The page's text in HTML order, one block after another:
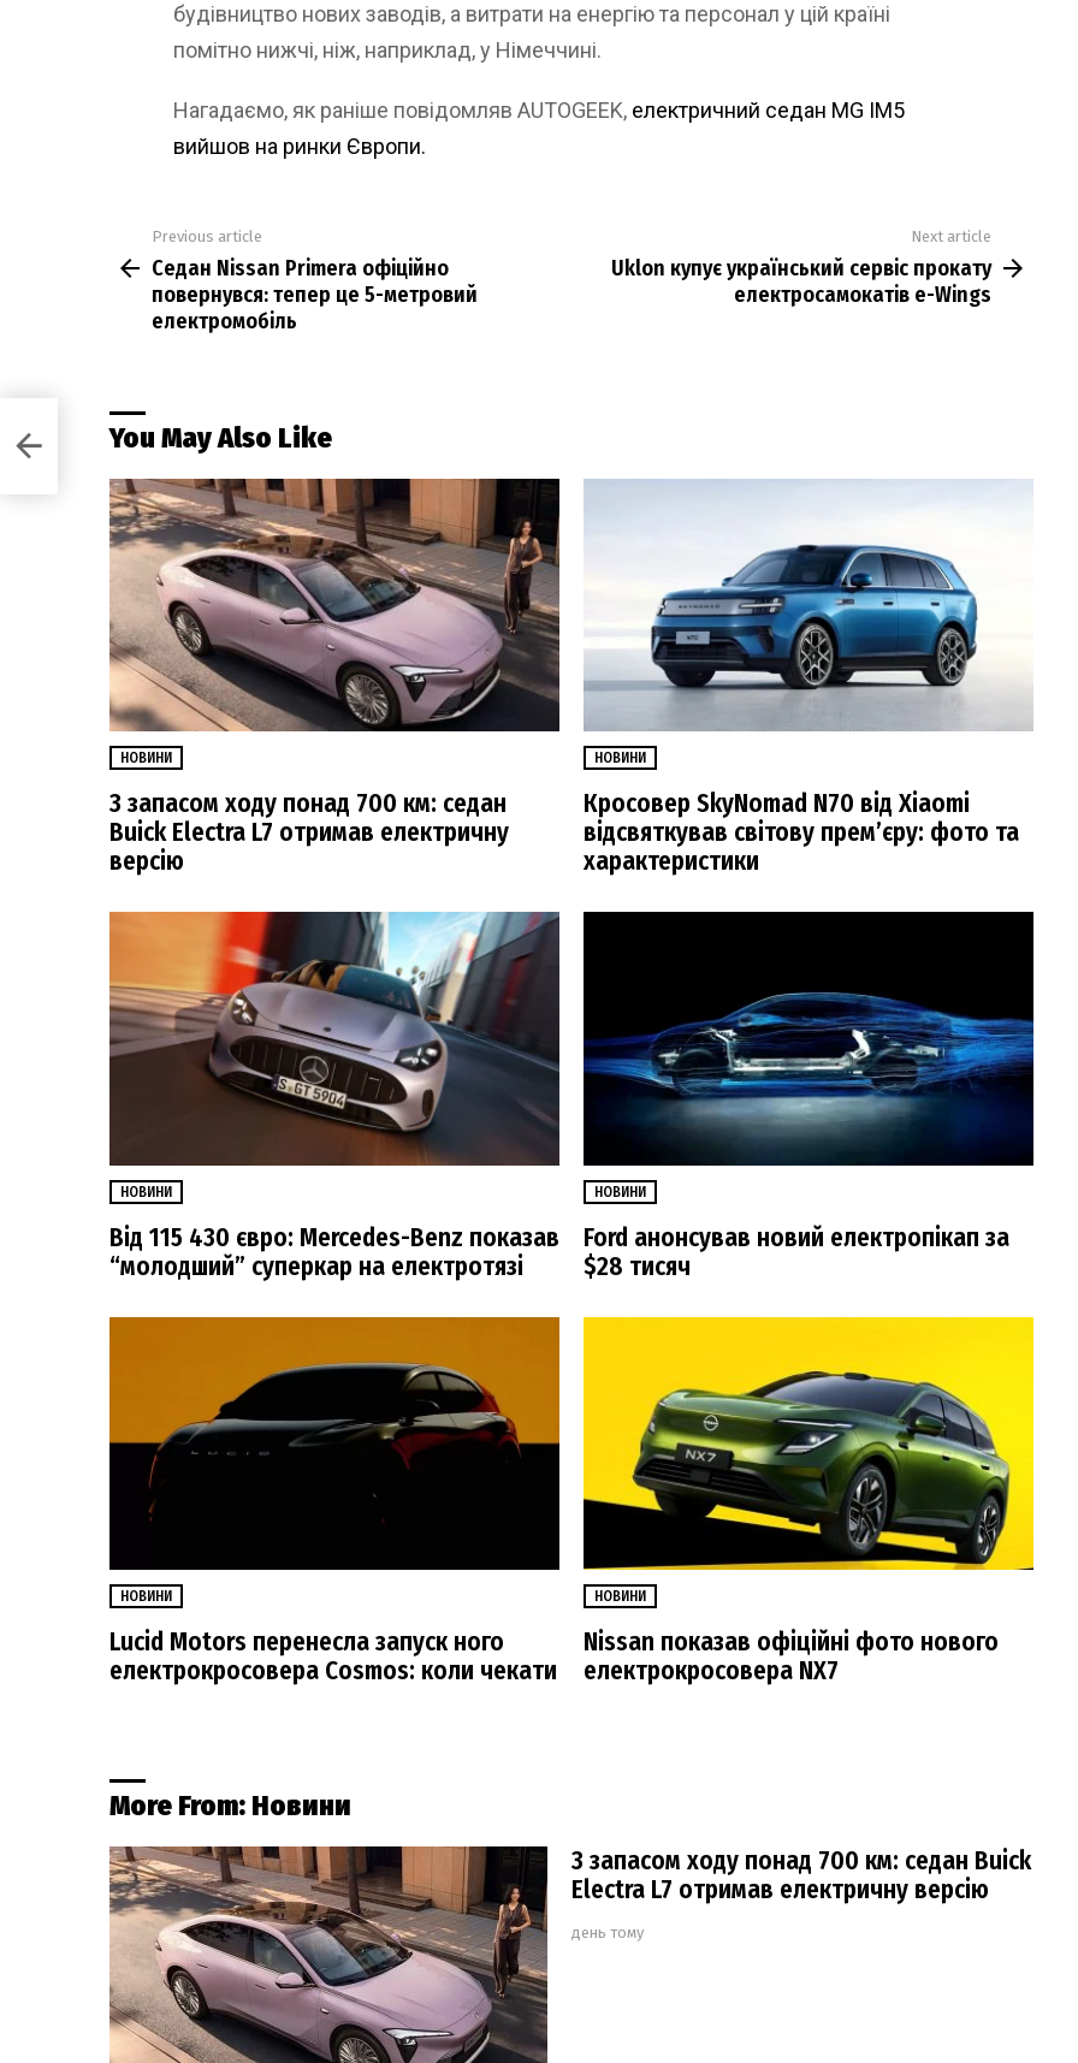
будівництво нових заводів, а витрати на енергію та персонал у цій країні
помітно нижчі, ніж, наприклад, у Німеччині.
Нагадаємо, як раніше повідомляв AUTOGEEK, електричний седан MG IM5
вийшов на ринки Європи.
more
Previous article
Седан Nissan Primera офіційно
повернувся: тепер це 5-метровий
електромобіль
Next article
Uklon купує український сервіс прокату
електросамокатів e-Wings
You May Also Like
НОВИНИ
З запасом ходу понад 700 км: седан
Buick Electra L7 отримав електричну
версію
НОВИНИ
Кросовер SkyNomad N70 від Xiaomi
відсвяткував світову прем’єру: фото та
характеристики
НОВИНИ
Від 115 430 євро: Mercedes-Benz показав
“молодший” суперкар на електротязі
НОВИНИ
Ford анонсував новий електропікап за
$28 тисяч
НОВИНИ
Lucid Motors перенесла запуск ного
електрокросовера Cosmos: коли чекати
НОВИНИ
Nissan показав офіційні фото нового
електрокросовера NX7
More From: Новини
З запасом ходу понад 700 км: седан Buick
Electra L7 отримав електричну версію
день тому